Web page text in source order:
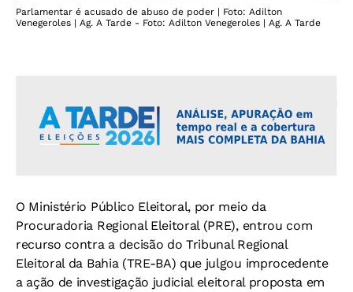
Parlamentar é acusado de abuso de poder | Foto: Adilton
Venegeroles | Ag. A Tarde - Foto: Adilton Venegeroles | Ag. A Tarde
O Ministério Público Eleitoral, por meio da
Procuradoria Regional Eleitoral (PRE), entrou com
recurso contra a decisão do Tribunal Regional
Eleitoral da Bahia (TRE-BA) que julgou improcedente
a ação de investigação judicial eleitoral proposta em